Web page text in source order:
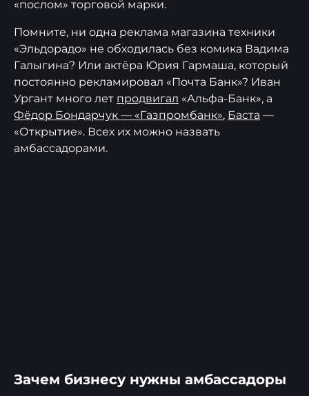
«послом» торговой марки.
Помните, ни одна реклама магазина техники
«Эльдорадо» не обходилась без комика Вадима
Галыгина? Или актёра Юрия Гармаша, который
постоянно рекламировал «Почта Банк»? Иван
Ургант много лет продвигал «Альфа-Банк», а
Фёдор Бондарчук — «Газпромбанк», Баста —
«Открытие». Всех их можно назвать
амбассадорами.
Зачем бизнесу нужны амбассадоры